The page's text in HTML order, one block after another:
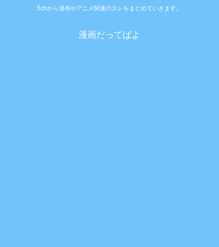
5chから漫画やアニメ関連のスレをまとめていきます。
漫画だってばよ